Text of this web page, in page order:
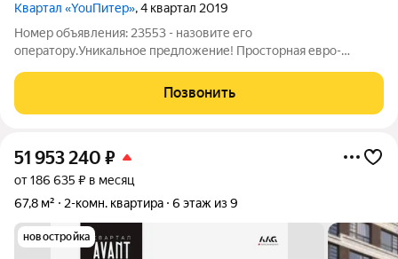
Квартал «YouПитер», 4 квартал 2019
Номер объявления: 23553 - назовите его
оператору.Уникальное предложение! Просторная евро-
солнечная квартира с шикарным остеклённым балконом 8,5м2
на Юго-Западную сторону! Кухня -гостиная 18,5м
Позвонить
51 953 240 ₽
от 186 635 ₽ в месяц
67,8 м²
2-комн. квартира 6 этаж из 9
новостройка